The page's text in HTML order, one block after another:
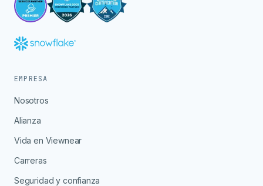
EMPRESA
Nosotros
Alianza
Vida en Viewnear
Carreras
Seguridad y confianza